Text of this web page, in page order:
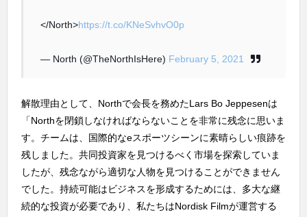
</North>https://t.co/KNeSvhvO0p
— North (@TheNorthIsHere) February 5, 2021
解散理由として、Northで会長を務めたLars Bo Jeppesenは
「Northを閉鎖しなければならないことを非常に残念に思いま
す。チームは、国際的なeスポーツシーンに素晴らしい痕跡を
残しました。共同投資家を見つけるべく市場を探索していま
したが、残念ながら適切な人物を見つけることができません
でした。持続可能はビジネスを形成するためには、多大な継
続的な投資が必要であり、私たちはNordisk Filmが運営する